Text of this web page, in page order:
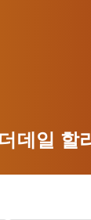
일 할